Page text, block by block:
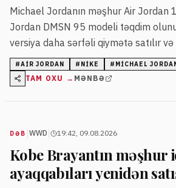
Michael Jordanın məşhur Air Jordan
Jordan DMSN 95 modeli təqdim
versiya daha sərfəli qiymətə satılır
illik yubiley kolleksiyasına daxil edilib.
#AIR JORDAN # NIKE # MICHAEL JORDAN
TAM OXU → MƏNBƏ
DƏB WWD 19:42, 09.08.2026
Kobe Brayantın məşhur
ayaqqabıları yenidən